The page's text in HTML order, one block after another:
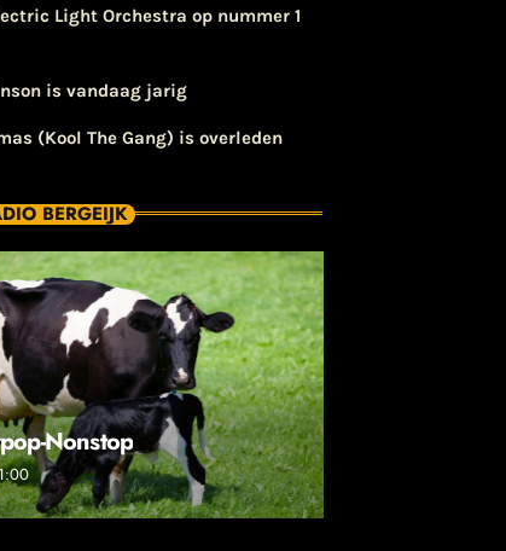
Light Orchestra op nummer 1
is vandaag jarig
(Kool The Gang) is overleden
BERGEIJK
Nonstop